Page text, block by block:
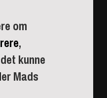
om
,
kunne
Mads